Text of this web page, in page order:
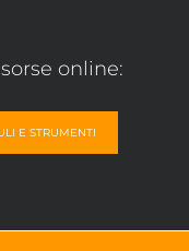
online:
E STRUMENTI